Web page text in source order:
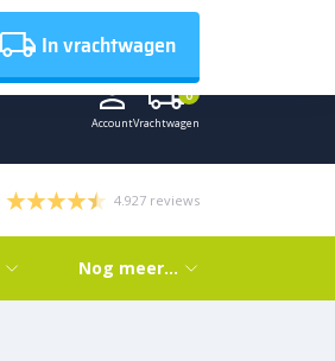
AccountVrachtwagen
0
4.927 reviews
Nog meer…
In vrachtwagen